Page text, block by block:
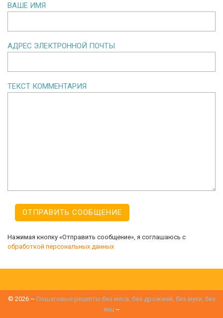
ВАШЕ ИМЯ
АДРЕС ЭЛЕКТРОННОЙ ПОЧТЫ
ТЕКСТ КОММЕНТАРИЯ
Нажимая кнопку «Отправить сообщение», я соглашаюсь с
обработкой персональных данных
© 2026~ Пошаговые рецепты без мяса, без дрожжей, без муки, без
яиц ~